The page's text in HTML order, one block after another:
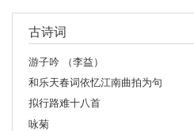
古诗词
游子吟 （李益）
和乐天春词依忆江南曲拍为句
拟行路难十八首
咏菊